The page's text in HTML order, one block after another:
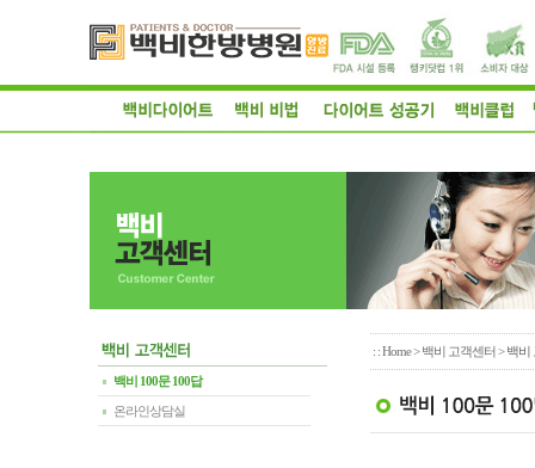
백비 100문 100답
온라인상담실
: :Home>백비 고객센터 > 백비